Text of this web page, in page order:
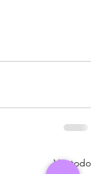
Ver todo